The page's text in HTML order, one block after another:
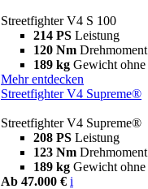
Streetfighter V4 S 100
214 PS Leistung
120 Nm Drehmoment
189 kg Gewicht
Mehr entdecken
Streetfighter V4 Supreme®
Streetfighter V4 Supreme®
208 PS Leistung
123 Nm Drehmoment
189 kg Gewicht
Ab 47.000 € i